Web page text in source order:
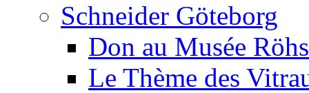
Schneider Göteborg
Don au Musée
Le Thème des